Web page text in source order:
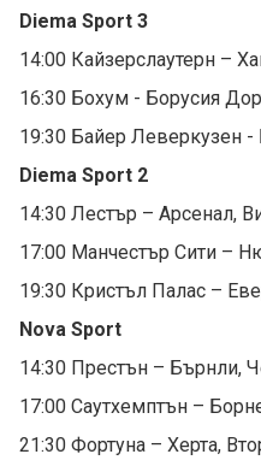
Diema Sport 3
14:00 Кайзерслаутерн –
16:30 Бохум - Борусия
19:30 Байер Леверкузен -
Diema Sport 2
14:30 Лестър – Арсенал,
17:00 Манчестър Сити –
19:30 Кристъл Палас –
Nova Sport
14:30 Престън – Бърнли,
17:00 Саутхемптън –
21:30 Фортуна – Херта,